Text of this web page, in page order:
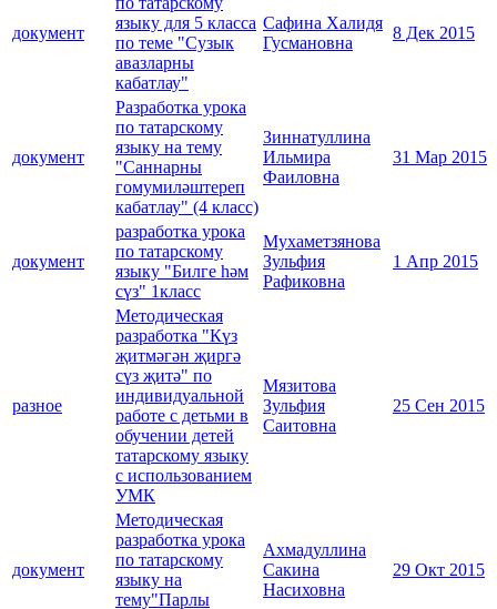
документ
языку для 5 класса
по теме "Сузык
авазларны
кабатлау"
Сафина Халидя
Гусмановна
8 Дек 2015
документ
Разработка урока
по татарскому
языку на тему
"Саннарны
гомумиләштереп
кабатлау" (4 класс)
Зиннатуллина
Ильмира
Фаиловна
31 Мар 2015
документ
разработка урока
по татарскому
языку "Билге һәм
сүз" 1класс
Мухаметзянова
Зульфия
Рафиковна
1 Апр 2015
разное
Методическая
разработка "Күз
җитмәгән җиргә
сүз җитә" по
индивидуальной
работе с детьми в
обучении детей
татарскому языку
с использованием
УМК
Мязитова
Зульфия
Саитовна
25 Сен 2015
документ
Методическая
разработка урока
по татарскому
языку на
тему"Парлы
Ахмадуллина
Сакина
Насиховна
29 Окт 2015